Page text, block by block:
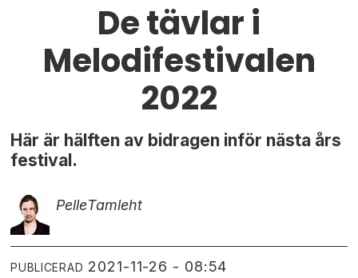
De tävlar i
Melodifestivalen
2022
Här är hälften av bidragen inför nästa års
festival.
PelleTamleht
PUBLICERAD 2021-11-26 - 08:54